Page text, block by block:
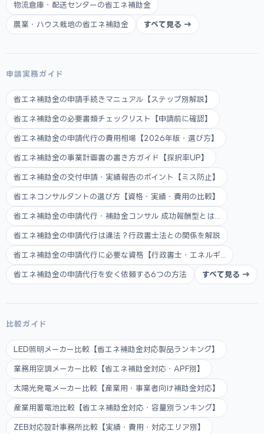
物流倉庫・配送センターの省エネ補助金
農業・ハウス栽培の省エネ補助金 すべて見る →
申請実務ガイド
省エネ補助金の申請手続きマニュアル【ステップ別解説】
省エネ補助金の必要書類チェックリスト【申請前に確認】
省エネ補助金の申請代行の費用相場【2026年版・選び方】
省エネ補助金の事業計画書の書き方ガイド【採択率UP】
省エネ補助金の交付申請・実績報告のポイント【ミス防止】
省エネコンサルタントの選び方【資格・実績・費用の比較】
省エネ補助金の申請代行・補助金コンサル 成功報酬型とは...
省エネ補助金の申請代行は違法？行政書士法との関係を解説
省エネ補助金の申請代行に必要な資格【行政書士・エネルギ...
省エネ補助金の申請代行を安く依頼する6つの方法 すべて見る →
比較ガイド
LED照明メーカー比較【省エネ補助金対応製品ランキング】
業務用空調メーカー比較【省エネ補助金対応・APF別】
太陽光発電メーカー比較【産業用・事業者向け補助金対応】
産業用蓄電池比較【省エネ補助金対応・容量別ランキング】
ZEB対応設計事務所比較【実績・費用・対応エリア別】